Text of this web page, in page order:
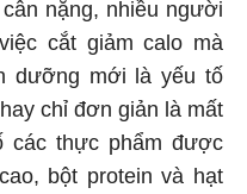
nặng, nhiều người
cắt giảm calo mà
dưỡng mới là yếu tố
chỉ đơn giản là mất
các thực phẩm được
bột protein và hạt